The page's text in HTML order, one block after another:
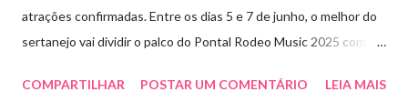
atrações confirmadas. Entre os dias 5 e 7 de junho, o melhor do
sertanejo vai dividir o palco do Pontal Rodeo Music 2025 com o
outras atrações. Esta edição da festa, que ocupa lugar de
COMPARTILHAR POSTAR UM COMENTÁRIO LEIA MAIS